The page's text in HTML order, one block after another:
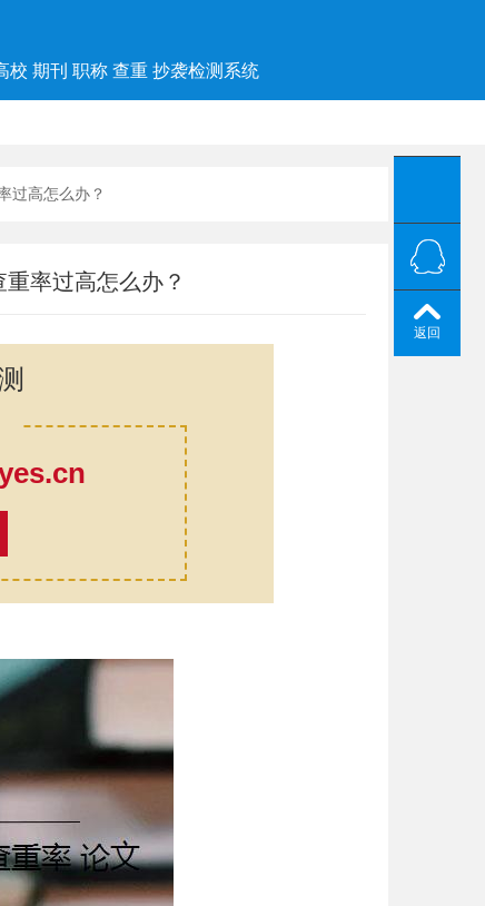
校 期刊 职称 查重 抄袭检测系统
过高怎么办？
率过高怎么办？
返回